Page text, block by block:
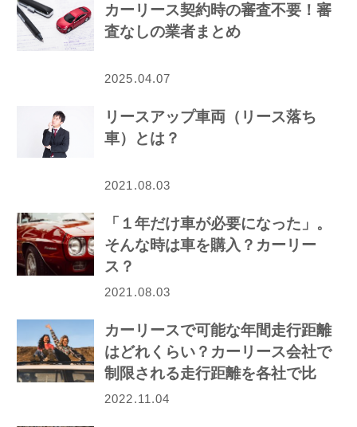
カーリース契約時の審査不要！審
査なしの業者まとめ
2025.04.07
リースアップ車両（リース落ち
車）とは？
2021.08.03
「１年だけ車が必要になった」。
そんな時は車を購入？カーリー
ス？
2021.08.03
カーリースで可能な年間走行距離
はどれくらい？カーリース会社で
制限される走行距離を各社で比
較！
2022.11.04